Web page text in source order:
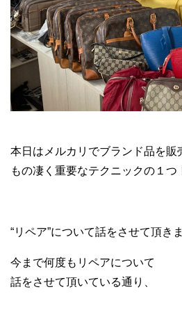
本日はメルカリでブランド品を販
もの凄く重要なテクニックの１つ
“リペア”について話をさせて頂き
今まで何度もリペアについて
話をさせて頂いている通り、